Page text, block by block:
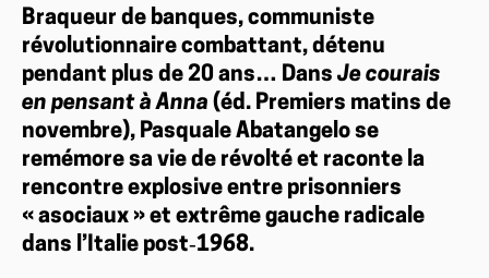
Braqueur de banques, communiste
révolutionnaire combattant, détenu
pendant plus de 20 ans… Dans Je courais
en pensant à Anna (éd. Premiers matins de
novembre), Pasquale Abatangelo se
remémore sa vie de révolté et raconte la
rencontre explosive entre prisonniers
« asociaux » et extrême gauche radicale
dans l’Italie post‑1968.